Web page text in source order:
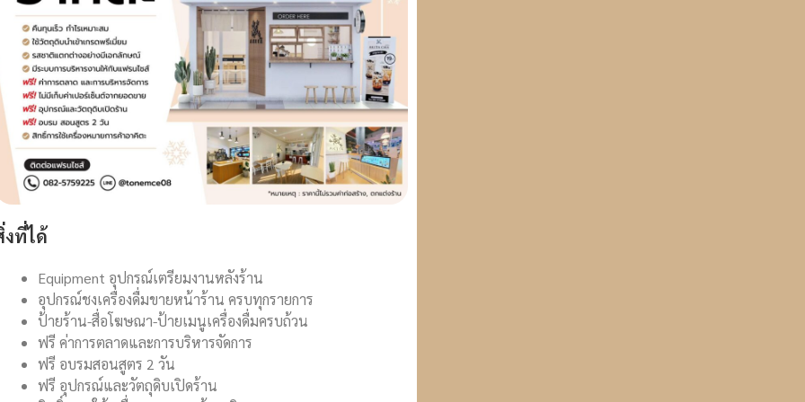
งที่ได้
Equipment อุปกรณ์เตรียมงานหลังร้าน
อุปกรณ์ชงเครื่องดื่มขายหน้าร้าน ครบทุกรายการ
ป้ายร้าน-สื่อโฆษณา-ป้ายเมนูเครื่องดื่มครบถ้วน
ฟรี ค่าการตลาดและการบริหารจัดการ
ฟรี อบรมสอนสูตร 2 วัน
ฟรี อุปกรณ์และวัตถุดิบเปิดร้าน